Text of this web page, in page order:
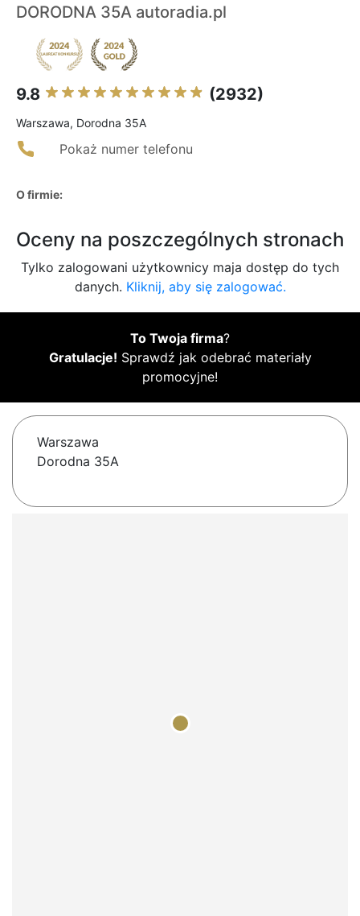
DORODNA 35A autoradia.pl
9.8 (2932)
Warszawa, Dorodna 35A
Pokaż numer telefonu
O firmie:
Oceny na poszczególnych stronach
Tylko zalogowani użytkownicy maja dostęp do tych
danych. Kliknij, aby się zalogować.
To Twoja firma?
Gratulacje! Sprawdź jak odebrać materiały
promocyjne!
Warszawa
Dorodna 35A